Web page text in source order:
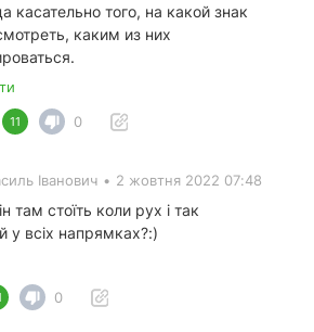
касательно того, на какой знак
каким из них
11 0
Іванович • 2 жовтня 2022 07:48
там стоїть коли рух і так
у всіх напрямках?:)
0